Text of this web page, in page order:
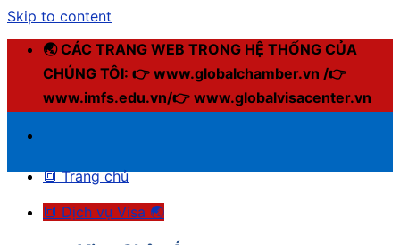
Skip to content
🌏 CÁC TRANG WEB TRONG HỆ THỐNG CỦA
CHÚNG TÔI: 👉 www.globalchamber.vn /👉
www.imfs.edu.vn/👉 www.globalvisacenter.vn
🔳 Trang chủ
🔳 Dịch vụ Visa 🌏